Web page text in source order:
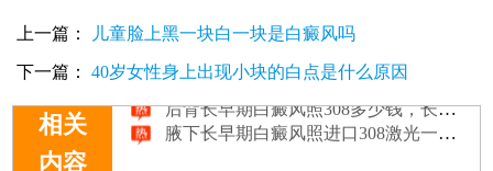
上一篇： 儿童脸上黑一块白一块是白癜风吗
下一篇： 40岁女性身上出现小块的白点是什么原因
相关
内容
白癜风照308激光贵不贵
大腿有发展期白癜风照308激光一次多少钱
后背长早期白癜风照308多少钱，长期照射好吗
腋下长早期白癜风照进口308激光一次多少钱